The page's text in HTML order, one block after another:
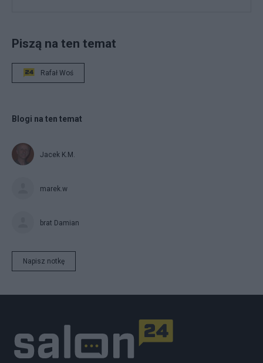
Piszą na ten temat
Rafał Woś
Blogi na ten temat
Jacek K.M.
marek.w
brat Damian
Napisz notkę